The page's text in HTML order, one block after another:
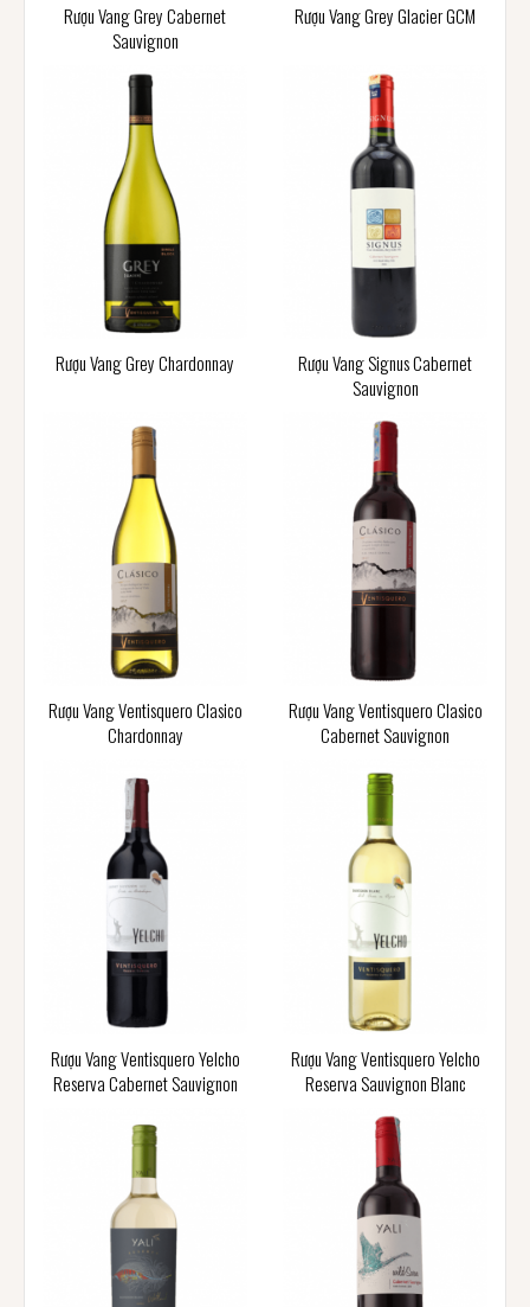
Rượu Vang Grey Cabernet
Sauvignon
Rượu Vang Grey Glacier GCM
Rượu Vang Grey Chardonnay
Rượu Vang Signus Cabernet
Sauvignon
Rượu Vang Ventisquero Clasico
Chardonnay
Rượu Vang Ventisquero Clasico
Cabernet Sauvignon
Rượu Vang Ventisquero Yelcho
Reserva Cabernet Sauvignon
Rượu Vang Ventisquero Yelcho
Reserva Sauvignon Blanc